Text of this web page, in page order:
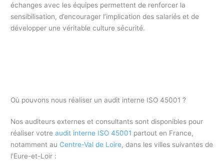
échanges avec les équipes permettent de renforcer la
sensibilisation, d’encourager l’implication des salariés et de
développer une véritable culture sécurité.
Où pouvons nous réaliser un audit interne ISO 45001 ?
Nos auditeurs externes et consultants sont disponibles pour
réaliser votreaudit interne ISO 45001 partout en France,
notamment au Centre-Val de Loire, dans les villes suivantes de
l’Eure-et-Loir :